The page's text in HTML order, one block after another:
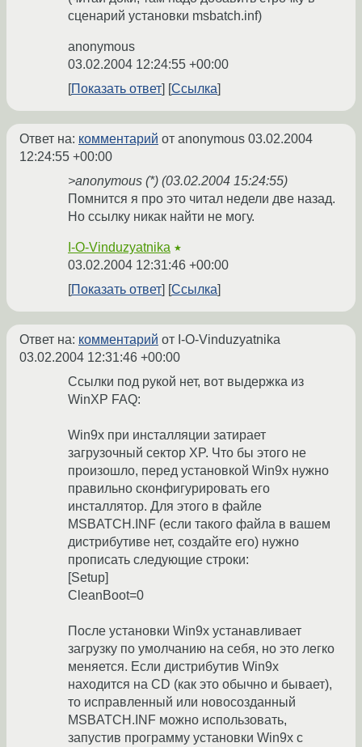
сценарий установки msbatch.inf)
anonymous
03.02.2004 12:24:55 +00:00
Показать ответ
Ссылка
Ответ на: комментарий от anonymous 03.02.2004
12:24:55 +00:00
>anonymous (*) (03.02.2004 15:24:55)
Помнится я про это читал недели две назад.
Но ссылку никак найти не могу.
I-O-Vinduzyatnika ★
03.02.2004 12:31:46 +00:00
Показать ответ
Ссылка
Ответ на: комментарий от I-O-Vinduzyatnika
03.02.2004 12:31:46 +00:00
Ссылки под рукой нет, вот выдержка из
WinXP FAQ:
Win9x при инсталляции затирает
загрузочный сектор XP. Что бы этого не
произошло, перед установкой Win9x нужно
правильно сконфигурировать его
инсталлятор. Для этого в файле
MSBATCH.INF (если такого файла в вашем
дистрибутиве нет, создайте его) нужно
прописать следующие строки:
[Setup]
CleanBoot=0
После установки Win9x устанавливает
загpyзкy по умолчанию на себя, но это легко
меняется. Если дистрибутив Win9x
находится на CD (как это обычно и бывает),
то исправленный или новосозданный
MSBATCH.INF можно использовать,
запустив программу установки Win9x с